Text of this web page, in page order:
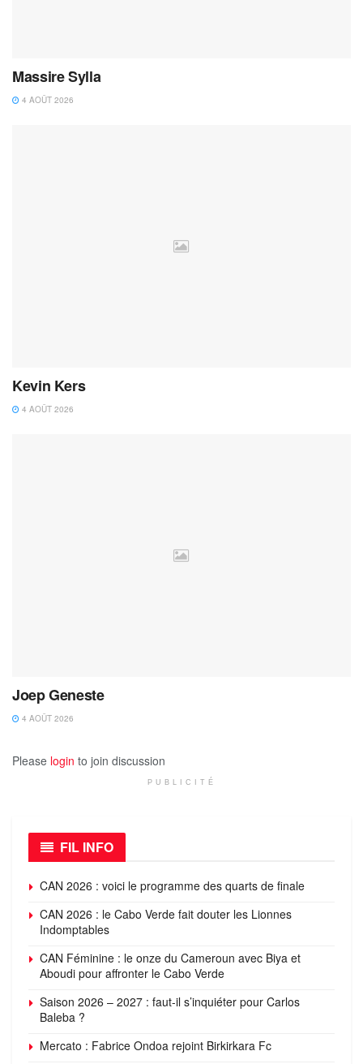
Massire Sylla
4 AOÛT 2026
Kevin Kers
4 AOÛT 2026
Joep Geneste
4 AOÛT 2026
Please login to join discussion
PUBLICITÉ
FIL INFO
CAN 2026 : voici le programme des quarts de finale
CAN 2026 : le Cabo Verde fait douter les Lionnes
Indomptables
CAN Féminine : le onze du Cameroun avec Biya et
Aboudi pour affronter le Cabo Verde
Saison 2026 – 2027 : faut-il s’inquiéter pour Carlos
Baleba ?
Mercato : Fabrice Ondoa rejoint Birkirkara Fc